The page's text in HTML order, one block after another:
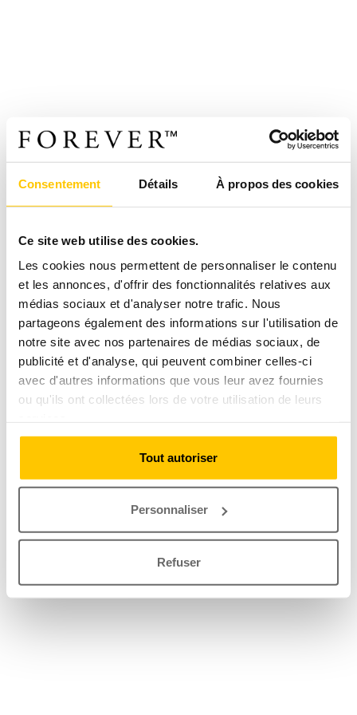
Consentement Détails À propos des cookies
Ce site web utilise des cookies.
Les cookies nous permettent de personnaliser le contenu
et les annonces, d'offrir des fonctionnalités relatives aux
médias sociaux et d'analyser notre trafic. Nous
partageons également des informations sur l'utilisation de
notre site avec nos partenaires de médias sociaux, de
publicité et d'analyse, qui peuvent combiner celles-ci
avec d'autres informations que vous leur avez fournies
ou qu'ils ont collectées lors de votre utilisation de leurs
Tout autoriser
Personnaliser
Refuser